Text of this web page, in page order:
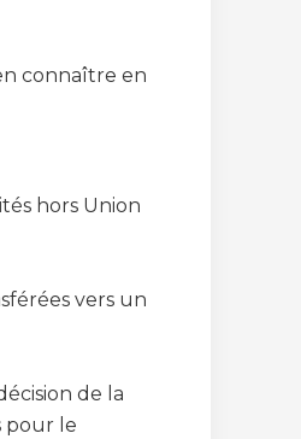
connaître en
hors Union
vers un
de la
pour le